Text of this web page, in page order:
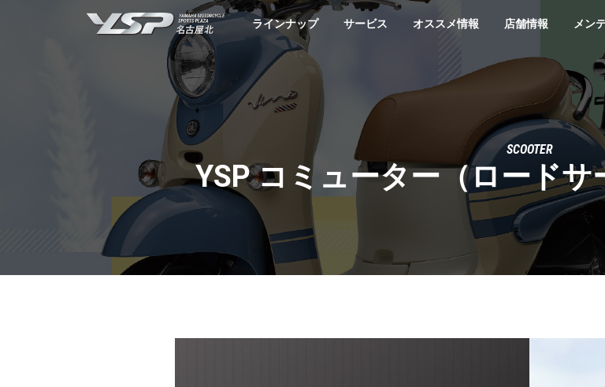
YSP名古屋北
ラインナップ サービス オススメ情報 店舗情報 メン
SCOOTER
YSP コミューター（ロードサ